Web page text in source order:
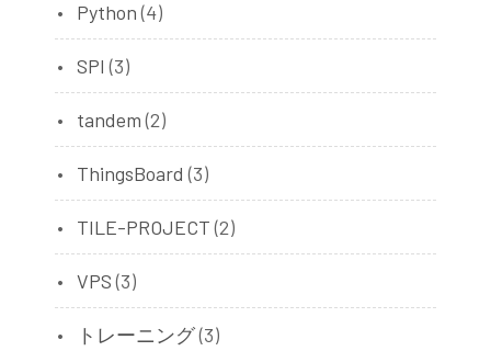
Python(4)
SPI (3)
tandem(2)
ThingsBoard (3)
TILE-PROJECT(2)
VPS(3)
トレーニング(3)